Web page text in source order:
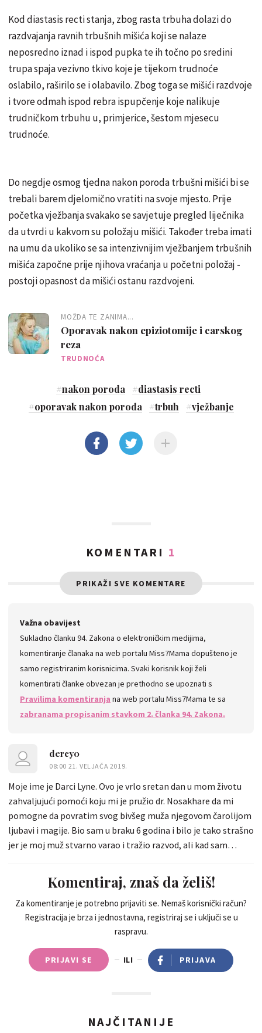
Kod diastasis recti stanja, zbog rasta trbuha dolazi do
razdvajanja ravnih trbušnih mišića koji se nalaze
neposredno iznad i ispod pupka te ih točno po sredini
trupa spaja vezivno tkivo koje je tijekom trudnoće
oslabilo, raširilo se i olabavilo. Zbog toga se mišići razdvoje
i tvore odmah ispod rebra ispupčenje koje nalikuje
trudničkom trbuhu u, primjerice, šestom mjesecu
trudnoće.
Do negdje osmog tjedna nakon poroda trbušni mišići bi se
trebali barem djelomično vratiti na svoje mjesto. Prije
početka vježbanja svakako se savjetuje pregled liječnika
da utvrdi u kakvom su položaju mišići. Također treba imati
na umu da ukoliko se sa intenzivnijim vježbanjem trbušnih
mišića započne prije njihova vraćanja u početni položaj -
postoji opasnost da mišići ostanu razdvojeni.
MOŽDA TE ZANIMA...
Oporavak nakon epiziotomije i carskog
reza
TRUDNOĆA
#nakon poroda #diastasis recti
#oporavak nakon poroda #trbuh #vježbanje
KOMENTARI 1
PRIKAŽI SVE KOMENTARE
Važna obavijest
Sukladno članku 94. Zakona o elektroničkim medijima,
komentiranje članaka na web portalu Miss7Mama dopušteno je
samo registriranim korisnicima. Svaki korisnik koji želi
komentirati članke obvezan je prethodno se upoznati s
Pravilima komentiranja na web portalu Miss7Mama te sa
zabranama propisanim stavkom 2. članka 94. Zakona.
dercy0
08:00 21. VELJAČA 2019.
Moje ime je Darci Lyne. Ovo je vrlo sretan dan u mom životu
zahvaljujući pomoći koju mi je pružio dr. Nosakhare da mi
pomogne da povratim svog bivšeg muža njegovom čarolijom
ljubavi i magije. Bio sam u braku 6 godina i bilo je tako strašno
jer je moj muž stvarno varao i tražio razvod, ali kad sam
njihovom odnosu. Objasnio sam svoju situaciju, a onda sam
tražio njegovu pomoć, ali mi je na moje najveće iznenađenje
rekao da će mi pomoći u mom slučaju i da sada slavim jer se
moj suprug potpuno promijenio na bolje. Uvijek želi biti uz
mene i ne može ništa učiniti bez moje sadašnjosti. Stvarno
uživam u braku, što je velika proslava. Nastavit ću svjedočiti
na internetu jer je dr. POTREBNA POMOĆ? KONTAKT -
savršeno u vašem odnosu. Želiš li svog bivšeg povratnika?
Komentiraj, znaš da želiš!
Za komentiranje je potrebno prijaviti se. Nemaš korisnički račun?
Registracija je brza i jednostavna, registriraj se i uključi se u
raspravu.
PRIJAVI SE ILI PRIJAVA
NAJČITANIJE